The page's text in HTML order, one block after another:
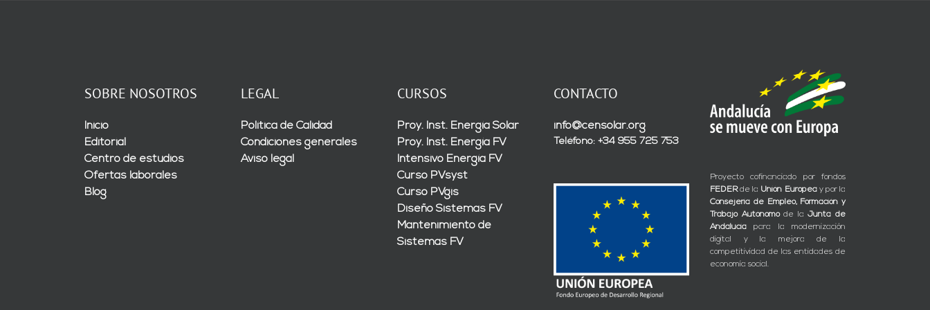
SOBRE NOSOTROS
Inicio
Editorial
Centro de estudios
Ofertas laborales
Blog
LEGAL
Política de Calidad
Condiciones generales
Aviso legal
CURSOS
Proy. Inst. Energía Solar
Proy. Inst. Energía FV
Intensivo Energía FV
Curso PVsyst
Curso PVgis
Diseño Sistemas FV
Mantenimiento de
Sistemas FV
CONTACTO
info@censolar.org
Teléfono: +34 955 725 753
Proyecto cofinanciado por fondos
FEDERde la Unión Europeay por la
Consejería de Empleo, Formación y
Trabajo Autónomode laJunta de
Andalucía para la modernización
digital y la mejora de la
competitividad de las entidades de
economía social.